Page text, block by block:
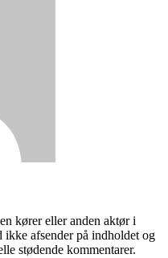
kører eller anden aktør i
ikke afsender på indholdet og
stødende kommentarer.